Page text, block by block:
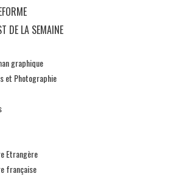
DE LA SEMAINE
graphique
et Photographie
Etrangère
française